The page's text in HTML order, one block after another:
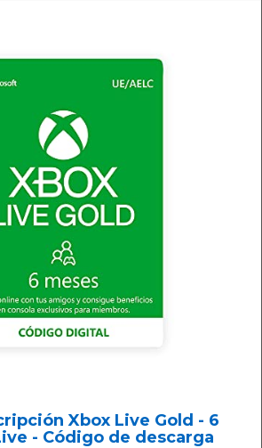
Xbox Live Gold - 6
- Código de descarga